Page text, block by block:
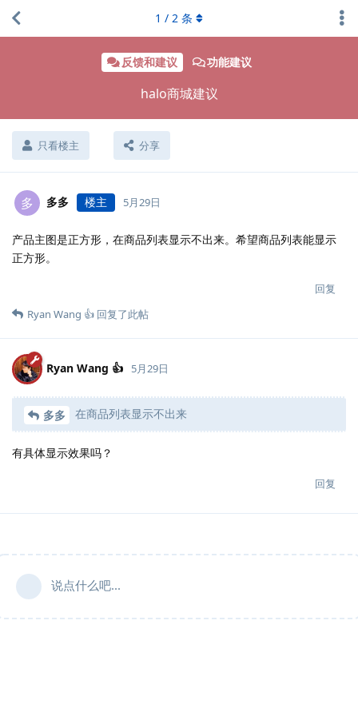
反馈和建议 功能建议
halo商城建议
只看楼主 分享
1 / 2 条
多 多多 楼主 5月29日
产品主图是正方形，在商品列表显示不出来。希望商品列表能显示
正方形。
回复
Ryan Wang 👍 回复了此帖
Ryan Wang 👍 5月29日
多多 在商品列表显示不出来
有具体显示效果吗？
回复
说点什么吧...